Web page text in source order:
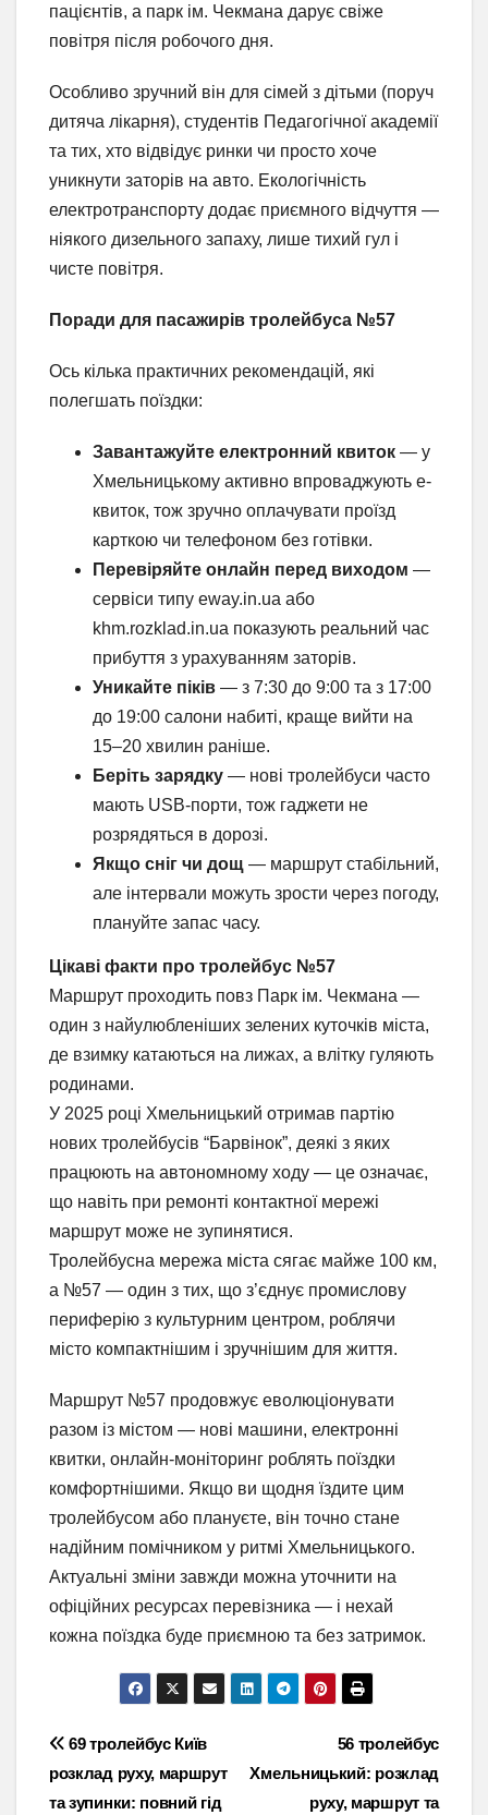
пацієнтів, а парк ім. Чекмана дарує свіже
повітря після робочого дня.
Особливо зручний він для сімей з дітьми (поруч
дитяча лікарня), студентів Педагогічної академії
та тих, хто відвідує ринки чи просто хоче
уникнути заторів на авто. Екологічність
електротранспорту додає приємного відчуття —
ніякого дизельного запаху, лише тихий гул і
чисте повітря.
Поради для пасажирів тролейбуса №57
Ось кілька практичних рекомендацій, які
полегшать поїздки:
Завантажуйте електронний квиток — у
Хмельницькому активно впроваджують е-
квиток, тож зручно оплачувати проїзд
карткою чи телефоном без готівки.
Перевіряйте онлайн перед виходом —
сервіси типу eway.in.ua або
khm.rozklad.in.ua показують реальний час
прибуття з урахуванням заторів.
Уникайте піків — з 7:30 до 9:00 та з 17:00
до 19:00 салони набиті, краще вийти на
15–20 хвилин раніше.
Беріть зарядку — нові тролейбуси часто
мають USB-порти, тож гаджети не
розрядяться в дорозі.
Якщо сніг чи дощ — маршрут стабільний,
але інтервали можуть зрости через погоду,
плануйте запас часу.
Цікаві факти про тролейбус №57
Маршрут проходить повз Парк ім. Чекмана —
один з найулюбленіших зелених куточків міста,
де взимку катаються на лижах, а влітку гуляють
родинами.
У 2025 році Хмельницький отримав партію
нових тролейбусів “Барвінок”, деякі з яких
працюють на автономному ходу — це означає,
що навіть при ремонті контактної мережі
маршрут може не зупинятися.
Тролейбусна мережа міста сягає майже 100 км,
а №57 — один з тих, що з’єднує промислову
периферію з культурним центром, роблячи
місто компактнішим і зручнішим для життя.
Маршрут №57 продовжує еволюціонувати
разом із містом — нові машини, електронні
квитки, онлайн-моніторинг роблять поїздки
комфортнішими. Якщо ви щодня їздите цим
тролейбусом або плануєте, він точно стане
надійним помічником у ритмі Хмельницького.
Актуальні зміни завжди можна уточнити на
офіційних ресурсах перевізника — і нехай
кожна поїздка буде приємною та без затримок.
Навігація
записів
56 тролейбус
Хмельницький: розклад
руху, маршрут та
69 тролейбус Київ
розклад руху, маршрут
та зупинки: повний гід